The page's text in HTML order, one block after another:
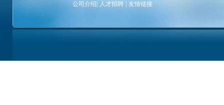
公司介绍 人才招聘 友情链接